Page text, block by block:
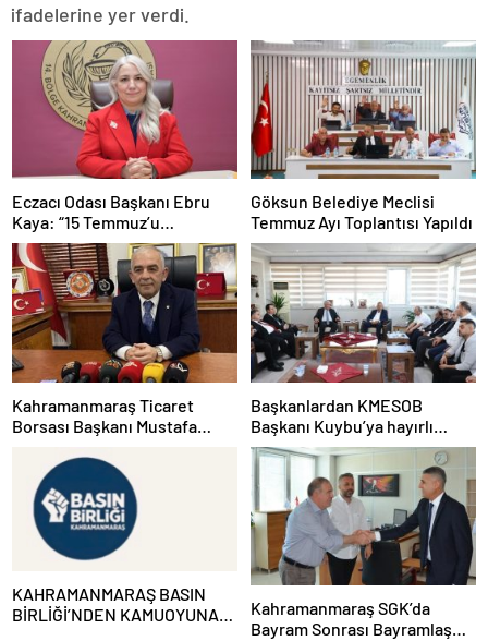
ifadelerine yer verdi.
Eczacı Odası Başkanı Ebru
Kaya: “15 Temmuz’u
Unutmamalı, Milli İradeye
Sahip Çıkmalıyız”
Göksun Belediye Meclisi
Temmuz Ayı Toplantısı Yapıldı
Kahramanmaraş Ticaret
Borsası Başkanı Mustafa
Narlı;“Aile kurumunun temel
direği olan babalarımız, sevgi
ve fedakârlığın en güçlü
temsilcileridir”
Başkanlardan KMESOB
Başkanı Kuybu’ya hayırlı
olsun ziyareti
KAHRAMANMARAŞ BASIN
BİRLİĞİ’NDEN KAMUOYUNA
Kahramanmaraş SGK’da
Bayram Sonrası Bayramlaşma